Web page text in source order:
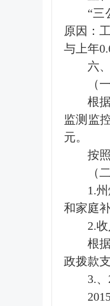
“三
原因：
与上年
六
（
根
监测监
元。
按
（
1.
和家庭
2.
根
政拨款
3.